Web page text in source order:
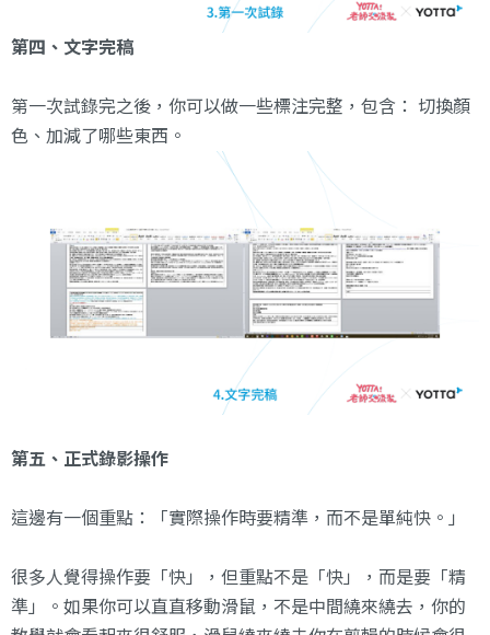
第四、文字完稿
第一次試錄完之後，你可以做一些標注完整，包含： 切換顏
色、加減了哪些東西。
第五、正式錄影操作
這邊有一個重點：「實際操作時要精準，而不是單純快。」
很多人覺得操作要「快」，但重點不是「快」，而是要「精
準」。如果你可以直直移動滑鼠，不是中間繞來繞去，你的